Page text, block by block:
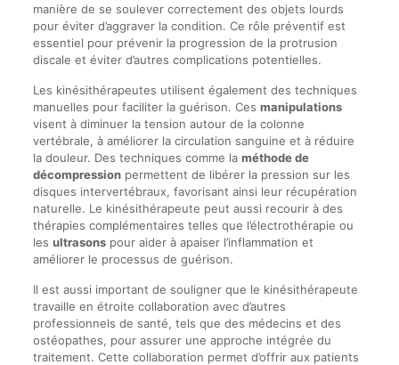
manière de se soulever correctement des objets lourds
pour éviter d’aggraver la condition. Ce rôle préventif est
essentiel pour prévenir la progression de la protrusion
discale et éviter d’autres complications potentielles.
Les kinésithérapeutes utilisent également des techniques
manuelles pour faciliter la guérison. Ces manipulations
visent à diminuer la tension autour de la colonne
vertébrale, à améliorer la circulation sanguine et à réduire
la douleur. Des techniques comme la méthode de
décompressionpermettent de libérer la pression sur les
disques intervertébraux, favorisant ainsi leur récupération
naturelle. Le kinésithérapeute peut aussi recourir à des
thérapies complémentaires telles que l’électrothérapie ou
les ultrasonspour aider à apaiser l’inflammation et
améliorer le processus de guérison.
Il est aussi important de souligner que le kinésithérapeute
travaille en étroite collaboration avec d’autres
professionnels de santé, tels que des médecins et des
ostéopathes, pour assurer une approche intégrée du
traitement. Cette collaboration permet d’offrir aux patients